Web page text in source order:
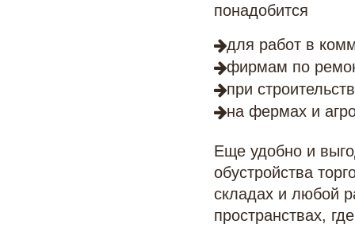
понадобится
для работ в
фирмам по
при
на фермах и
Еще удобно и
обустройства
складах и любой
пространствах,